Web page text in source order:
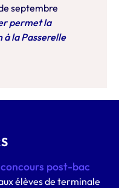
septembre
permet la
la Passerelle
post-bac
élèves de terminale